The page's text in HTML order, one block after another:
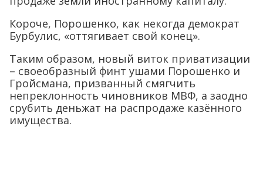
Короче, Порошенко, как некогда демократ
Бурбулис, «оттягивает свой конец».
Таким образом, новый виток приватизации
– своеобразный финт ушами Порошенко и
Гройсмана, призванный смягчить
непреклонность чиновников МВФ, а заодно
срубить деньжат на распродаже казённого
имущества.